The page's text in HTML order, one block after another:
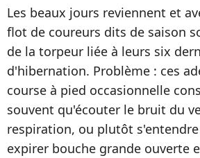
Les beaux jours reviennent et
flot de coureurs dits de saison
de la torpeur liée à leurs six
d'hibernation. Problème : ces
course à pied occasionnelle
souvent qu'écouter le bruit du
respiration, ou plutôt
expirer bouche grande ouverte